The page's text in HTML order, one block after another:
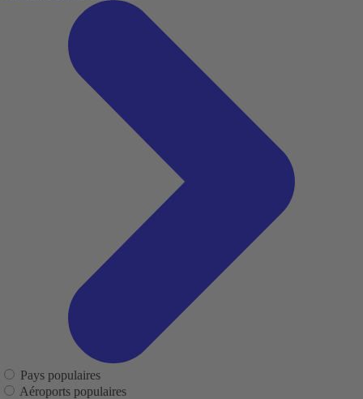
Pays populaires
Aéroports populaires